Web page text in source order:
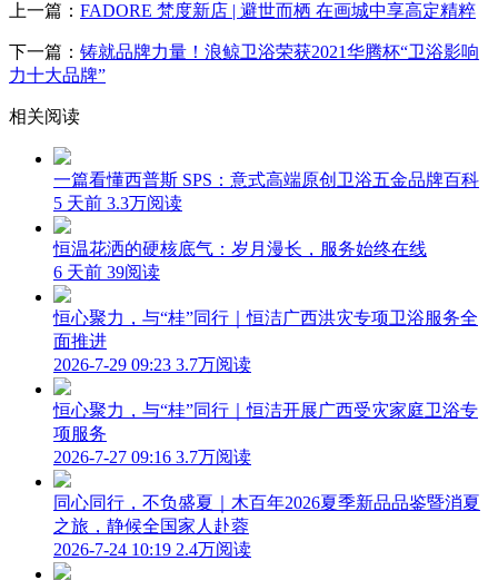
上一篇： FADORE 梵度新店 | 避世而栖 在画城中享高定精粹
下一篇： 铸就品牌力量！浪鲸卫浴荣获2021华腾杯“卫浴影响
力十大品牌”
相关阅读
一篇看懂西普斯 SPS：意式高端原创卫浴五金品牌百科
5 天前 3.3万阅读
恒温花洒的硬核底气：岁月漫长，服务始终在线
6 天前 39阅读
恒心聚力，与“桂”同行｜恒洁广西洪灾专项卫浴服务全
面推进
2026-7-29 09:23 3.7万阅读
恒心聚力，与“桂”同行｜恒洁开展广西受灾家庭卫浴专
项服务
2026-7-27 09:16 3.7万阅读
同心同行，不负盛夏｜木百年2026夏季新品品鉴暨消夏
之旅，静候全国家人赴蓉
2026-7-24 10:19 2.4万阅读